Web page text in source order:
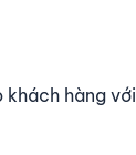
hàng